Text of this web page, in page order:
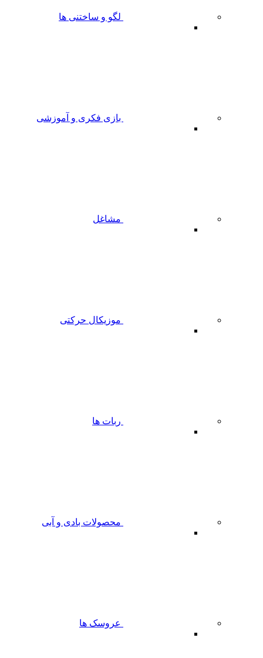
لگو و ساختنی ها
بازی فکری و آموزشی
مشاغل
موزیکال حرکتی
ربات ها
محصولات بادی و آبی
عروسک ها